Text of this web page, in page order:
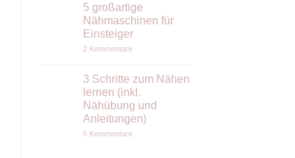
zu
Wollwalk
nähen:
Der
Stoff
für
Anfängerinnen
–
Tipps
zu
Verarbeitung
&
5 großartige
Nähmaschinen für
Einsteiger
2 Kommentarezu
Nähmaschinen
für
Einsteiger
3 Schritte zum Nähen
lernen (inkl.
Nähübung und
Anleitungen)
6 Kommentarezu